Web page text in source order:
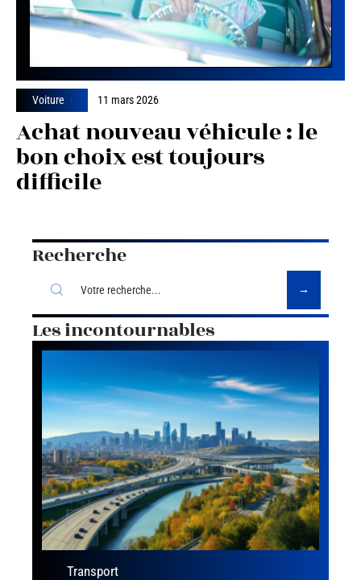
Voiture 11 mars 2026
Achat nouveau véhicule : le
bon choix est toujours
difficile
Recherche
Les incontournables
Transport